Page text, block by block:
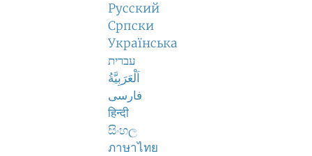
Русский
Српски
Українська
עברית
اَلْعَرَبِيَّةُ
فارسی
हिन्दी
සිංහල
ภาษาไทย